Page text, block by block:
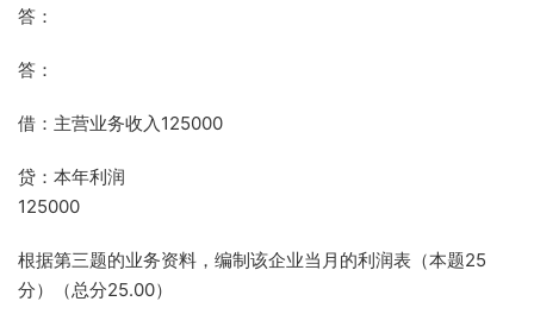
答：
答：
借：主营业务收入125000
贷：本年利润
125000
根据第三题的业务资料，编制该企业当月的利润表（本题25
分）（总分25.00）